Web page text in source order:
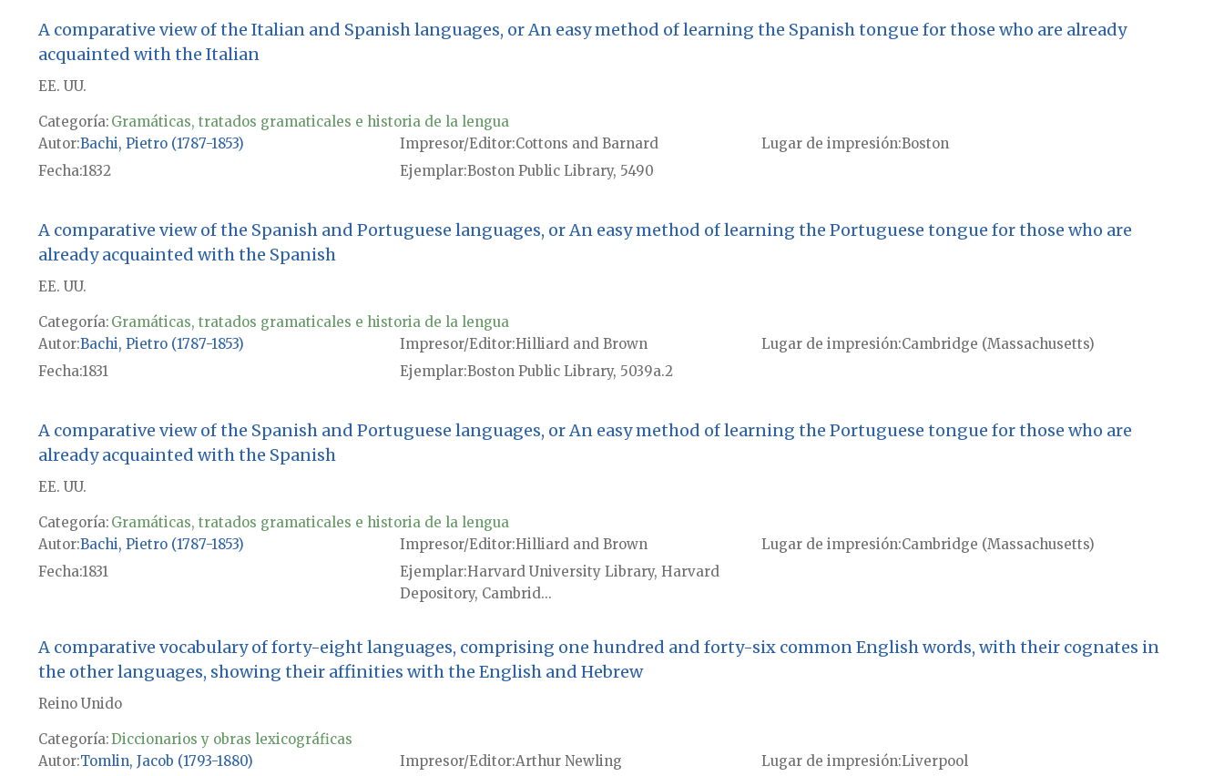
A comparative view of the Italian and Spanish languages, or An easy method of learning the Spanish tongue for those who are already
acquainted with the Italian
EE. UU.
Categoría: Gramáticas, tratados gramaticales e historia de la lengua
Autor Bachi, Pietro (1787-1853) Impresor/Editor Cottons and Barnard Lugar de impresión Boston
Fecha1832 Ejemplar Boston Public Library, 5490
A comparative view of the Spanish and Portuguese languages, or An easy method of learning the Portuguese tongue for those who are
already acquainted with the Spanish
EE. UU.
Categoría: Gramáticas, tratados gramaticales e historia de la lengua
Autor Bachi, Pietro (1787-1853) Impresor/Editor Hilliard and Brown Lugar de impresión Cambridge (Massachusetts)
Fecha1831 Ejemplar Boston Public Library, 5039a.2
A comparative view of the Spanish and Portuguese languages, or An easy method of learning the Portuguese tongue for those who are
already acquainted with the Spanish
EE. UU.
Categoría: Gramáticas, tratados gramaticales e historia de la lengua
Autor Bachi, Pietro (1787-1853) Impresor/Editor Hilliard and Brown Lugar de impresión Cambridge (Massachusetts)
Fecha1831 Ejemplar Harvard University Library, Harvard
Depository, Cambrid...
A comparative vocabulary of forty-eight languages, comprising one hundred and forty-six common English words, with their cognates in
the other languages, showing their affinities with the English and Hebrew
Reino Unido
Categoría:Diccionarios y obras lexicográficas
Autor Tomlin, Jacob (1793-1880) Impresor/Editor Arthur Newling Lugar de impresión Liverpool